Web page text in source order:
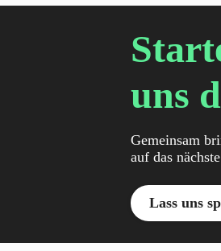
uns
Gemeinsam
auf das
Lass uns